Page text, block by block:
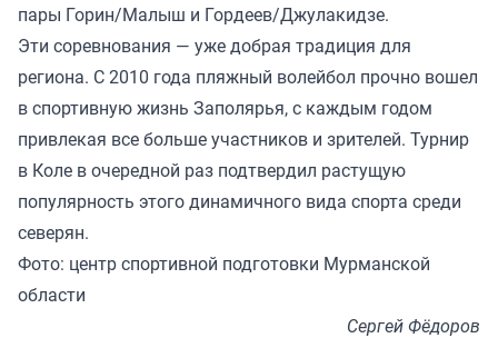
пары Горин/Малыш и Гордеев/Джулакидзе.
Эти соревнования — уже добрая традиция для
региона. С 2010 года пляжный волейбол прочно вошел
в спортивную жизнь Заполярья, с каждым годом
привлекая все больше участников и зрителей. Турнир
в Коле в очередной раз подтвердил растущую
популярность этого динамичного вида спорта среди
северян.
Фото: центр спортивной подготовки Мурманской
области
Сергей Фёдоров